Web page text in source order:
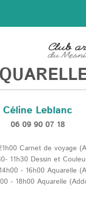
Céline Leblanc
06 09 90 07 18
Carnet de voyage
11h30 Dessin et
- 16h00 Aquarelle
- 18h00 Aquarelle